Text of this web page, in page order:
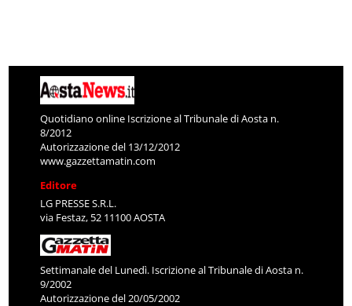
Quotidiano online Iscrizione al Tribunale di Aosta n.
8/2012
Autorizzazione del 13/12/2012
www.gazzettamatin.com
Editore
LG PRESSE S.R.L.
via Festaz, 52 11100 AOSTA
Settimanale del Lunedì. Iscrizione al Tribunale di Aosta n.
9/2002
Autorizzazione del 20/05/2002